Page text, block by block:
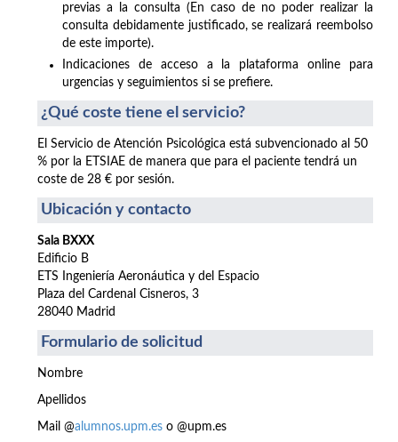
previas a la consulta (En caso de no poder realizar la
consulta debidamente justificado, se realizará reembolso
de este importe).
Indicaciones de acceso a la plataforma online para
urgencias y seguimientos si se prefiere.
¿Qué coste tiene el servicio?
El Servicio de Atención Psicológica está subvencionado al 50
% por la ETSIAE de manera que para el paciente tendrá un
coste de 28 € por sesión.
Ubicación y contacto
Sala BXXX
Edificio B
ETS Ingeniería Aeronáutica y del Espacio
Plaza del Cardenal Cisneros, 3
28040 Madrid
Formulario de solicitud
Nombre
Apellidos
Mail @alumnos.upm.es o @upm.es